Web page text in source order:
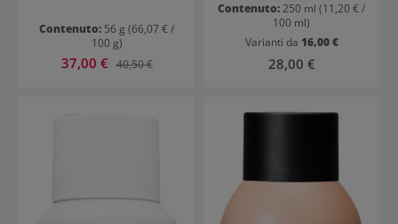
Contenuto: 56 g (66,07 € /
100 g)
Prezzo di vendita:
37,00 € Prezzo normale:
40,50 €
Contenuto:250 ml (11,20 € /
100 ml)
Varianti da 16,00 €
Prezzo normale:
28,00 €